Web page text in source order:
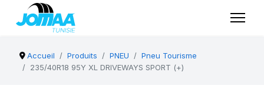
Accueil Produits PNEU
Pneu Tourisme
235/40R18 95Y XL DRIVEWAYS SPORT (+)